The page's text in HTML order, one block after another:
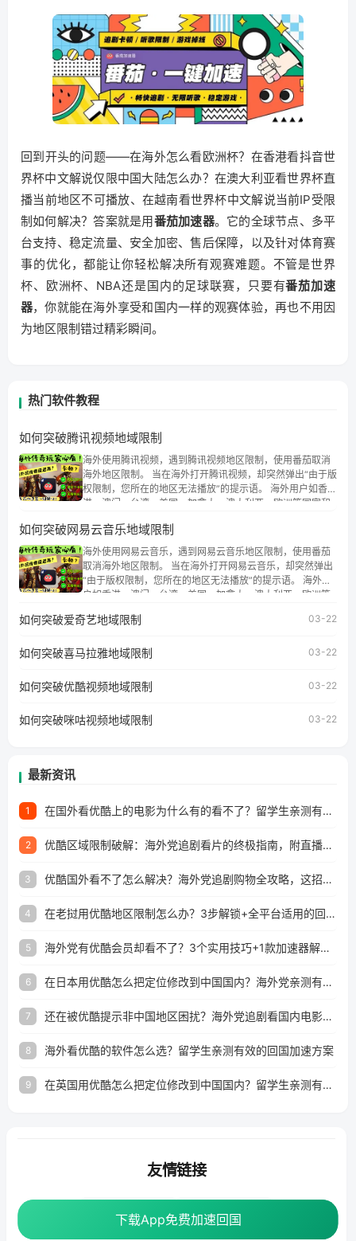
回到开头的问题——在海外怎么看欧洲杯？在香港看抖音世
界杯中文解说仅限中国大陆怎么办？在澳大利亚看世界杯直
播当前地区不可播放、在越南看世界杯中文解说当前IP受限
制如何解决？答案就是用番茄加速器。它的全球节点、多平
台支持、稳定流量、安全加密、售后保障，以及针对体育赛
事的优化，都能让你轻松解决所有观赛难题。不管是世界
杯、欧洲杯、NBA还是国内的足球联赛，只要有番茄加速
器，你就能在海外享受和国内一样的观赛体验，再也不用因
为地区限制错过精彩瞬间。
热门软件教程
如何突破腾讯视频地域限制
海外使用腾讯视频，遇到腾讯视频地区限制，使用番茄取消
海外地区限制。 当在海外打开腾讯视频，却突然弹出“由于版
权限制，您所在的地区无法播放”的提示语。 海外用户如香
港、澳门、台湾、美国、加拿大、澳大利亚、欧洲等国家和
权限制问题，且仅能在中国大陆地区播放。 遇到这个问题的
朋友们，使用番茄回国加速器，即可解决「海外用户收听腾
讯视频地区版权限制」的问题，无论人在香港、澳门、台
湾、美国、加拿大、澳大利亚、欧洲等国家和地区工作、留
学、定居等，都可以使用，不再因地区和版权限制所困扰。
如何突破网易云音乐地域限制
海外使用网易云音乐，遇到网易云音乐地区限制，使用番茄
取消海外地区限制。 当在海外打开网易云音乐，却突然弹出
“由于版权限制，您所在的地区无法播放”的提示语。 海外用
户如香港、澳门、台湾、美国、加拿大、澳大利亚、欧洲等
地区及版权限制问题，且仅能在中国大陆地区播放。 遇到这
户收听网易云音乐地区版权限制」的问题，无论人在香港、
工作、留学、定居等，都可以使用，不再因地区和版权限制
所困扰。
如何突破爱奇艺地域限制 03-22
如何突破喜马拉雅地域限制 03-22
如何突破优酷视频地域限制 03-22
如何突破咪咕视频地域限制 03-22
最新资讯
1 在国外看优酷上的电影为什么有的看不了？留学生亲测有效的回国加速方案
2 优酷区域限制破解：海外党追剧看片的终极指南，附直播欧冠+1905电影网解决方案
3 优酷国外看不了怎么解决？海外党追剧购物全攻略，这招亲测有效！
4 在老挝用优酷地区限制怎么办？3步解锁+全平台适用的回国加速器指南
5 海外党有优酷会员却看不了？3个实用技巧+1款加速器解决追剧&金融APP难题
6 在日本用优酷怎么把定位修改到中国国内？海外党亲测有效的回国加速指南
7 还在被优酷提示非中国地区困扰？海外党追剧看国内电影的正确打开方式
8 海外看优酷的软件怎么选？留学生亲测有效的回国加速方案
9 在英国用优酷怎么把定位修改到中国国内？留学生亲测有效的回国加速方案
下载App免费加速回国
下载App免费加速回国
友情链接